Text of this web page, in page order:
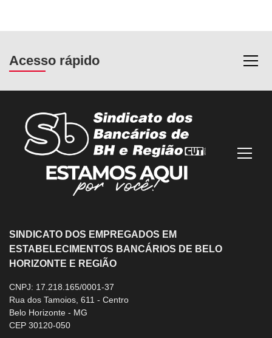
Acesso rápido
SINDICATO DOS EMPREGADOS EM
ESTABELECIMENTOS BANCÁRIOS DE BELO
HORIZONTE E REGIÃO
CNPJ: 17.218.165/0001-37
Rua dos Tamoios, 611 - Centro
Belo Horizonte - MG
CEP 30120-050